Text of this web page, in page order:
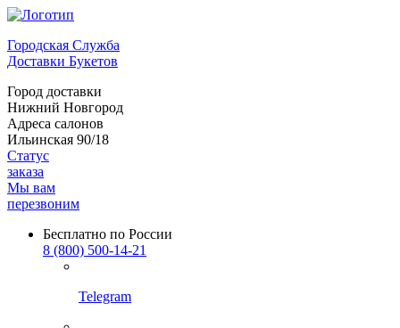
Городская Служба
Доставки Букетов
Город доставки
Нижний Новгород
Адреса салонов
Ильинская 90/18
Статус
заказа
Мы вам
перезвоним
Бесплатно по России
8 (800) 500-14-21
Telegram